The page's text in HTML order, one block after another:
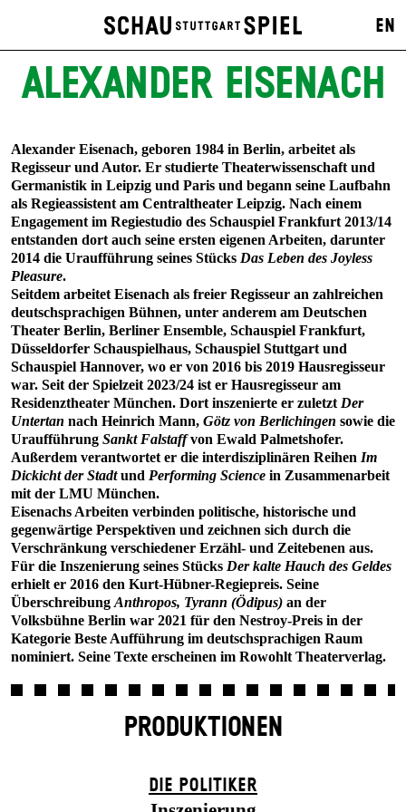
EN
ALEXANDER EISENACH
Alexander Eisenach, geboren 1984 in Berlin, arbeitet als
Regisseur und Autor. Er studierte Theaterwissenschaft und
Germanistik in Leipzig und Paris und begann seine Laufbahn
als Regieassistent am Centraltheater Leipzig. Nach einem
Engagement im Regiestudio des Schauspiel Frankfurt 2013/14
entstanden dort auch seine ersten eigenen Arbeiten, darunter
2014 die Uraufführung seines Stücks Das Leben des Joyless
Pleasure.
Seitdem arbeitet Eisenach als freier Regisseur an zahlreichen
deutschsprachigen Bühnen, unter anderem am Deutschen
Theater Berlin, Berliner Ensemble, Schauspiel Frankfurt,
Düsseldorfer Schauspielhaus, Schauspiel Stuttgart und
Schauspiel Hannover, wo er von 2016 bis 2019 Hausregisseur
war. Seit der Spielzeit 2023/24 ist er Hausregisseur am
Residenztheater München. Dort inszenierte er zuletzt Der
Untertan nach Heinrich Mann, Götz von Berlichingen sowie die
Uraufführung Sankt Falstaffvon Ewald Palmetshofer.
Außerdem verantwortet er die interdisziplinären Reihen Im
Dickicht der Stadtund Performing Science in Zusammenarbeit
mit der LMU München.
Eisenachs Arbeiten verbinden politische, historische und
gegenwärtige Perspektiven und zeichnen sich durch die
Verschränkung verschiedener Erzähl- und Zeitebenen aus.
Für die Inszenierung seines Stücks Der kalte Hauch des Geldes
erhielt er 2016 den Kurt-Hübner-Regiepreis. Seine
Überschreibung Anthropos, Tyrann (Ödipus) an der
Volksbühne Berlin war 2021 für den Nestroy-Preis in der
Kategorie Beste Aufführung im deutschsprachigen Raum
nominiert. Seine Texte erscheinen im Rowohlt Theaterverlag.
PRODUKTIONEN
DIE POLITIKER